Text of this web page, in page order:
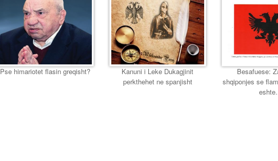
Pse himariotet flasin greqisht?
Kanuni i Leke Dukagjinit
perkthehet ne spanjisht
Besafuese:
shqiponjes se